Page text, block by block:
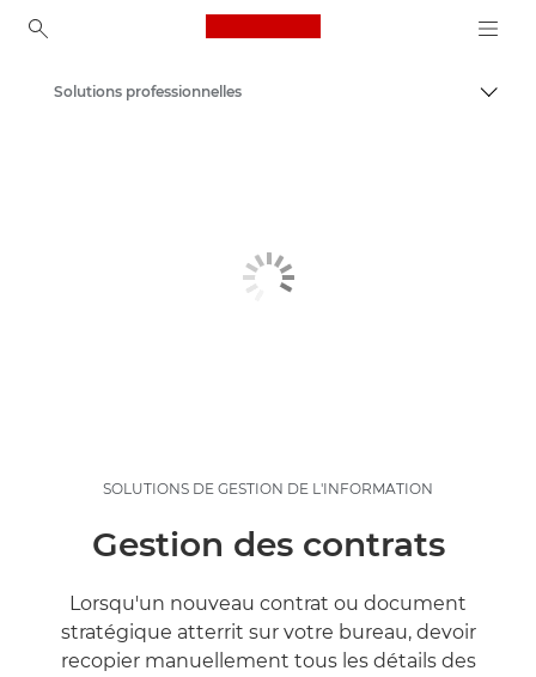
Canon Logo, back to
Solutions professionnelles
SOLUTIONS DE GESTION DE L'INFORMATION
Gestion des contrats
Lorsqu'un nouveau contrat ou document
stratégique atterrit sur votre bureau, devoir
recopier manuellement tous les détails des